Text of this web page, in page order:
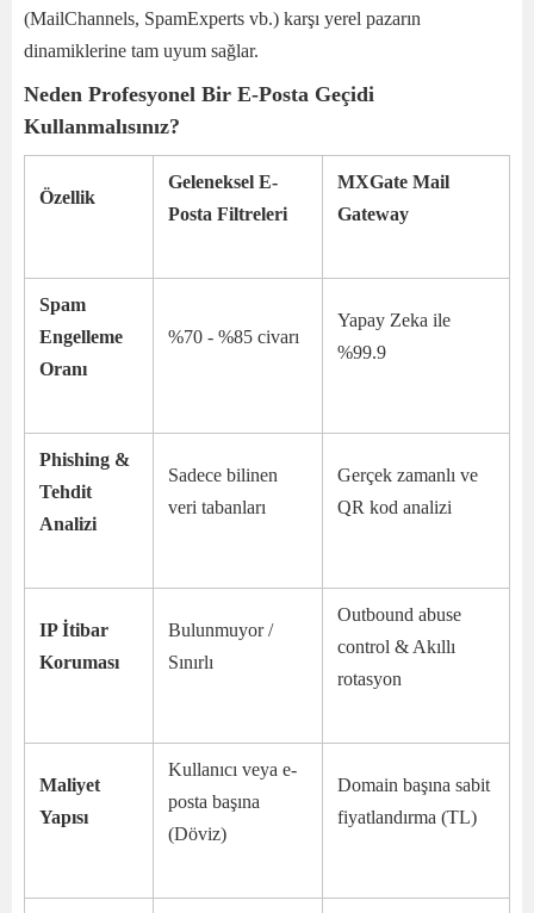
(MailChannels, SpamExperts vb.) karşı yerel pazarın
dinamiklerine tam uyum sağlar.
Neden Profesyonel Bir E-Posta Geçidi
Kullanmalısınız?
Özellik
Geleneksel E-
Posta Filtreleri
MXGate Mail
Gateway
Spam
Engelleme
Oranı
%70 - %85 civarı
Yapay Zeka ile
%99.9
Phishing &
Tehdit
Analizi
Sadece bilinen
veri tabanları
Gerçek zamanlı ve
QR kod analizi
IP İtibar
Koruması
Bulunmuyor /
Sınırlı
Outbound abuse
control & Akıllı
rotasyon
Maliyet
Yapısı
Kullanıcı veya e-
posta başına
(Döviz)
Domain başına sabit
fiyatlandırma (TL)